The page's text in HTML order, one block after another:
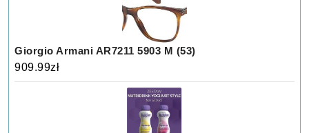
Giorgio Armani AR7211 5903 M (53)
909.99zł